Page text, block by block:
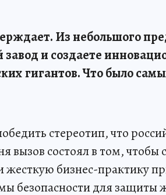
Из небольшого
и создаете
гигантов. Что было
стереотип, что
вызов состоял в том, чтобы
бизнес-практику
безопасности для защиты